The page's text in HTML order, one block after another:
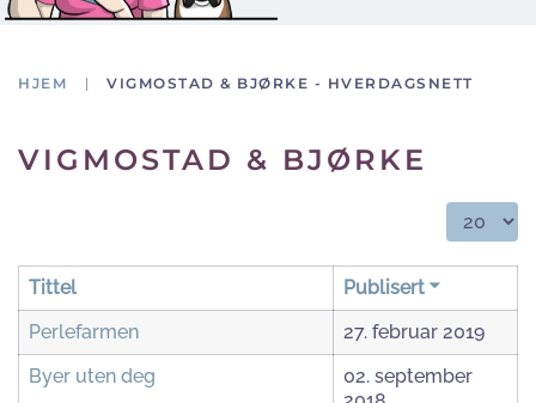
HJEM VIGMOSTAD & BJØRKE - HVERDAGSNETT
VIGMOSTAD & BJØRKE
Vis ant.:
Tittel
Publisert
Perlefarmen
27. februar 2019
Byer uten deg
02. september